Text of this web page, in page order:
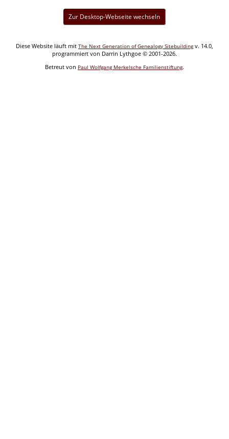
Zur Desktop-Webseite wechseln
Diese Website läuft mit The Next Generation of Genealogy Sitebuildingv. 14.0,
programmiert von Darrin Lythgoe © 2001-2026.
Betreut von Paul Wolfgang Merkelsche Familienstiftung.